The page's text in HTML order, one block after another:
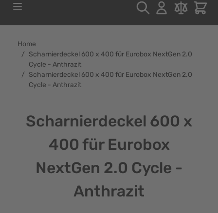
Home
/ Scharnierdeckel 600 x 400 für Eurobox NextGen 2.0
Cycle - Anthrazit
/ Scharnierdeckel 600 x 400 für Eurobox NextGen 2.0
Cycle - Anthrazit
Scharnierdeckel 600 x
400 für Eurobox
NextGen 2.0 Cycle -
Anthrazit